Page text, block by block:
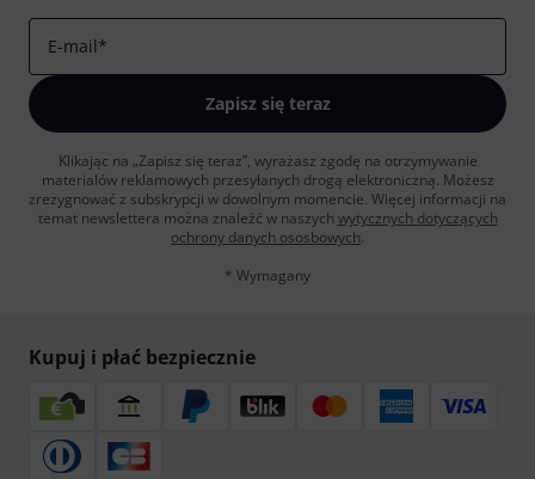
E-mail*
Zapisz się teraz
Klikając na „Zapisz się teraz”, wyrażasz zgodę na otrzymywanie
materialów reklamowych przesyłanych drogą elektroniczną. Możesz
zrezygnować z subskrypcji w dowolnym momencie. Więcej informacji na
temat newslettera można znaleźć w naszych wytycznych dotyczących
ochrony danych ososbowych.
* Wymagany
Kupuj i płać bezpiecznie